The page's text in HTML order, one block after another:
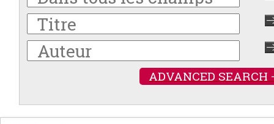
ADVANCED SEARCH